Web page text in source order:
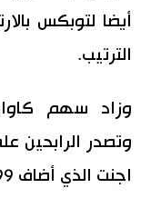
الترتيب.
وتصدر الرابحين
اجنت الذي أضاف 3.99 بالمئة.